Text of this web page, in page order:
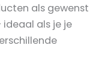
als gewenst
als je je